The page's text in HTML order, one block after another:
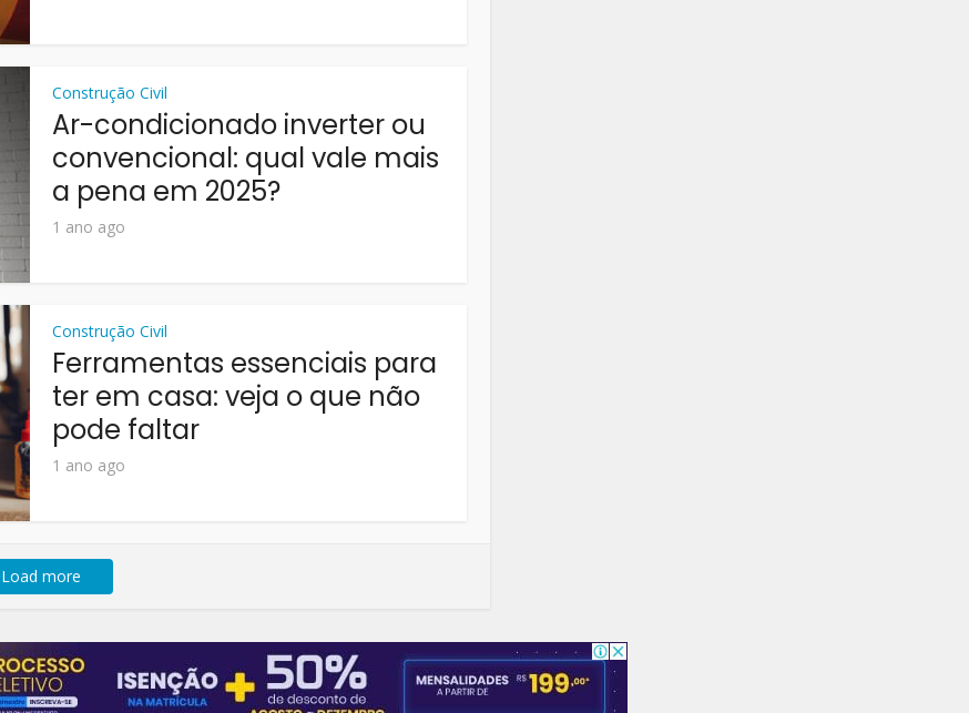
Construção Civil
Ar-condicionado inverter ou
convencional: qual vale mais
a pena em 2025?
1 ano ago
Construção Civil
Ferramentas essenciais para
ter em casa: veja o que não
pode faltar
1 ano ago
Load more